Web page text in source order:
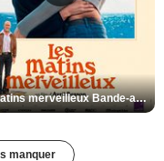
Les Matins merveilleux Bande-annonce VF
manquer